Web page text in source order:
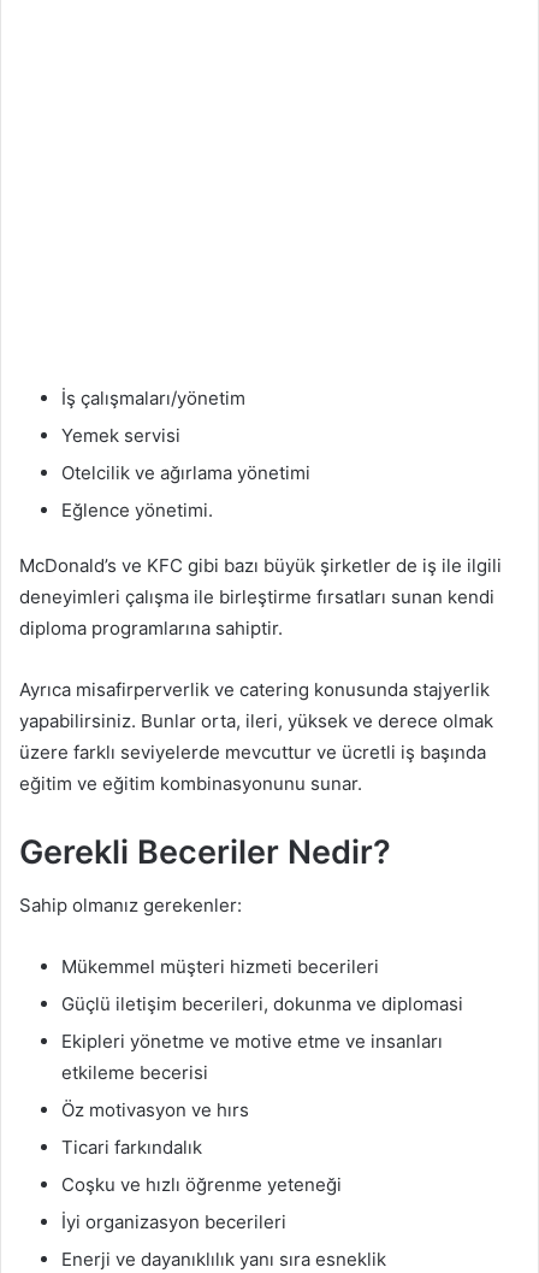
İş çalışmaları/yönetim
Yemek servisi
Otelcilik ve ağırlama yönetimi
Eğlence yönetimi.
McDonald’s ve KFC gibi bazı büyük şirketler de iş ile ilgili
deneyimleri çalışma ile birleştirme fırsatları sunan kendi
diploma programlarına sahiptir.
Ayrıca misafirperverlik ve catering konusunda stajyerlik
yapabilirsiniz. Bunlar orta, ileri, yüksek ve derece olmak
üzere farklı seviyelerde mevcuttur ve ücretli iş başında
eğitim ve eğitim kombinasyonunu sunar.
Gerekli Beceriler Nedir?
Sahip olmanız gerekenler:
Mükemmel müşteri hizmeti becerileri
Güçlü iletişim becerileri, dokunma ve diplomasi
Ekipleri yönetme ve motive etme ve insanları
etkileme becerisi
Öz motivasyon ve hırs
Ticari farkındalık
Coşku ve hızlı öğrenme yeteneği
İyi organizasyon becerileri
Enerji ve dayanıklılık yanı sıra esneklik